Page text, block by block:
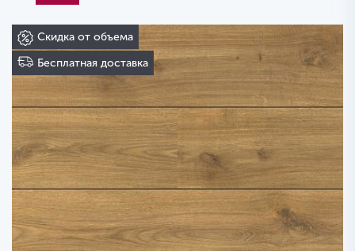
Скидка от объема
Бесплатная доставка